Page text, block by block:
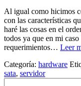
Al igual como hicimos
con las características
haré las cosas en el
todos ya que en mi
requerimientos… Leer
Categoría: hardware
sata, servidor